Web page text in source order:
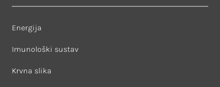
Energija
Imunološki sustav
Krvna slika